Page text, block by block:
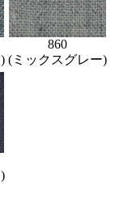
860
(ミックスグレー)